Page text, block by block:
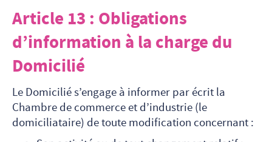
Article 13 : Obligations
d’information à la charge du
Domicilié
Le Domicilié s’engage à informer par écrit la
Chambre de commerce et d’industrie (le
domiciliataire) de toute modification concernant :